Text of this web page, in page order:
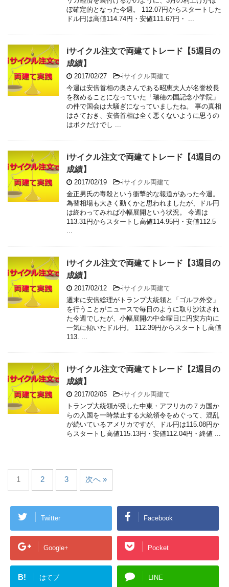
ぼ確定的となった今週。 112.07円からスタートした
ドル円は高値114.74円・安値111.67円・ ...
iサイクル注文で両建てトレード【5週目の
成績】
2017/02/27 -iサイクル両建て
今週は安倍首相の奥さんである昭恵夫人が名誉校長
を務めることになっていた「瑞穂の国記念小学院」
の件で国会は大騒ぎになっていましたね。 事の真相
はさておき、安倍首相は全く悪くないように思うの
はボクだけでし ...
iサイクル注文で両建てトレード【4週目の
成績】
2017/02/19 -iサイクル両建て
金正男氏の毒殺という衝撃的な報道があった今週。
為替相場も大きく動くかと思われましたが、ドル円
は終わってみれば小幅展開という状況。 今週は
113.31円からスタートし高値114.95円・安値112.5
iサイクル注文で両建てトレード【3週目の
成績】
2017/02/12 -iサイクル両建て
週末に安倍総理がトランプ大統領と「ゴルフ外交」
を行うことがニュースで毎日のように取り沙汰され
た今週でしたが、小幅展開の中金曜日に円安方向に
一気に傾いたドル円。 112.39円からスタートし高値
113. ...
iサイクル注文で両建てトレード【2週目の
成績】
2017/02/05 -iサイクル両建て
トランプ大統領が発した中東・アフリカの７カ国か
らの入国を一時禁止する大統領令をめぐって、混乱
が続いているアメリカですが、ドル円は115.08円か
らスタートし高値115.13円・安値112.04円・終値 ...
1 2 3 次へ »
Twitter Facebook
Google+ Pocket
B! はてブ LINE